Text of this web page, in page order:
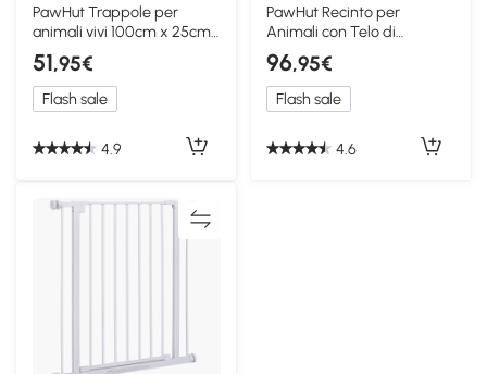
PawHut Trappole per
animali vivi 100cm x 25cm
x 28cm Verde scuro
51,95€
Flash sale
4.9
PawHut Recinto per
Animali con Telo di
Copertura Porte in Acciaio
96,95€
Flash sale
4.6